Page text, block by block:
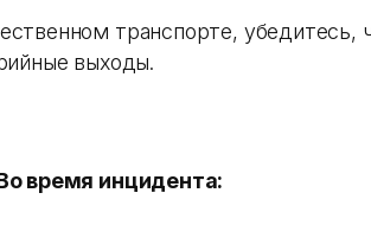
транспорте, убедитесь,
выходы.
время инцидента: